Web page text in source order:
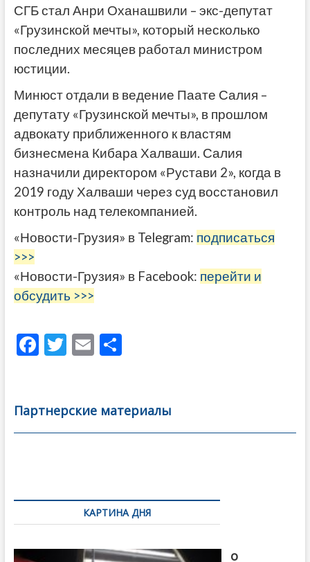
СГБ стал Анри Оханашвили – экс-депутат
«Грузинской мечты», который несколько
последних месяцев работал министром
юстиции.
Минюст отдали в ведение Паате Салия –
депутату «Грузинской мечты», в прошлом
адвокату приближенного к властям
бизнесмена Кибара Халваши. Салия
назначили директором «Рустави 2», когда в
2019 году Халваши через суд восстановил
контроль над телекомпанией.
«Новости-Грузия» в Telegram: подписаться
>>>
«Новости-Грузия» в Facebook: перейти и
обсудить >>>
F
b
o
T
er
E
l
О
а
в
Партнерские материалы
по
записямКАРТИНА ДНЯ
о